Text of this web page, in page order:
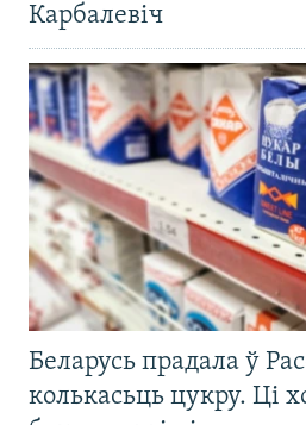
Карбалевіч
Беларусь прадала ў
колькасьць цукру. Ці